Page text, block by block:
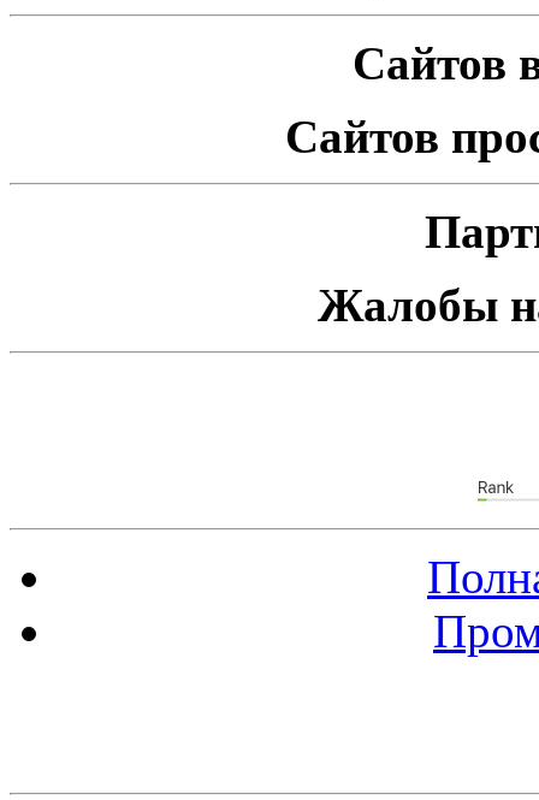
Сайтов
Сайтов
Жалобы